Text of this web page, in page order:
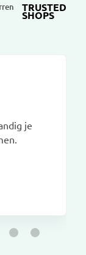
TRUSTED
SHOPS
je